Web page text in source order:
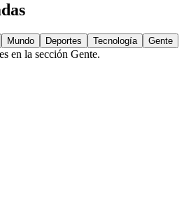
Mundo Deportes Tecnología Gente
en la sección Gente.